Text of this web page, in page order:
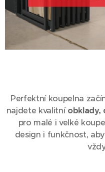
Perfektní koupelna
najdete kvalitníobklady,
pro malé i velké
design i funkčnost,